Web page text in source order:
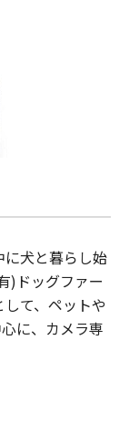
犬と暮らし始
)ドッグファー
て、ペットや
に、カメラ専